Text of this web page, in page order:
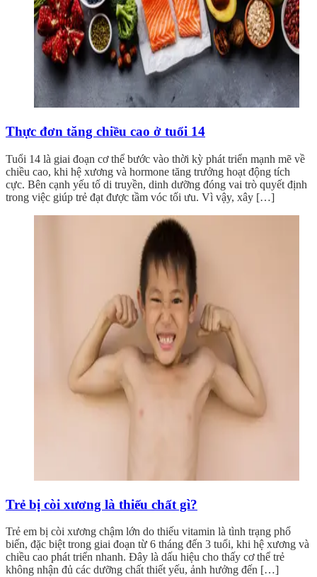
Thực đơn tăng chiều cao ở tuổi 14
Tuổi 14 là giai đoạn cơ thể bước vào thời kỳ phát triển mạnh mẽ về
chiều cao, khi hệ xương và hormone tăng trưởng hoạt động tích
cực. Bên cạnh yếu tố di truyền, dinh dưỡng đóng vai trò quyết định
trong việc giúp trẻ đạt được tầm vóc tối ưu. Vì vậy, xây […]
Trẻ bị còi xương là thiếu chất gì?
Trẻ em bị còi xương chậm lớn do thiếu vitamin là tình trạng phổ
biến, đặc biệt trong giai đoạn từ 6 tháng đến 3 tuổi, khi hệ xương và
chiều cao phát triển nhanh. Đây là dấu hiệu cho thấy cơ thể trẻ
không nhận đủ các dưỡng chất thiết yếu, ảnh hưởng đến […]